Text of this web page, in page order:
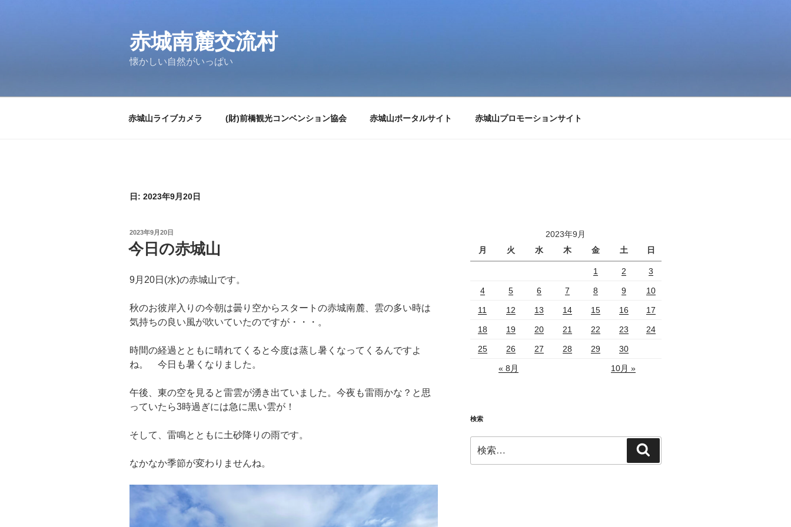
赤城南麓交流村
懐かしい自然がいっぱい
赤城山ライブカメラ (財)前橋観光コンベンション協会 赤城山ポータルサイト 赤城山プロモーションサイト
日: 2023年9月20日
投
稿
日:
2023年9月20日
今日の赤城山
9月20日(水)の赤城山です。
秋のお彼岸入りの今朝は曇り空からスタートの赤城南麓、雲の多い時は
気持ちの良い風が吹いていたのですが・・・。
時間の経過とともに晴れてくると今度は蒸し暑くなってくるんですよ
ね。 今日も暑くなりました。
午後、東の空を見ると雷雲が湧き出ていました。今夜も雷雨かな？と思
っていたら3時過ぎには急に黒い雲が！
そして、雷鳴とともに土砂降りの雨です。
なかなか季節が変わりませんね。
2023年9月
月
火 水 木 金 土 日
1 2 3
4 5 6 7 8 9 10
11 12 13 14 15 16 17
18 19 20 21 22 23 24
25 26 27 28 29 30
« 8月 10月 »
検索
索:
索